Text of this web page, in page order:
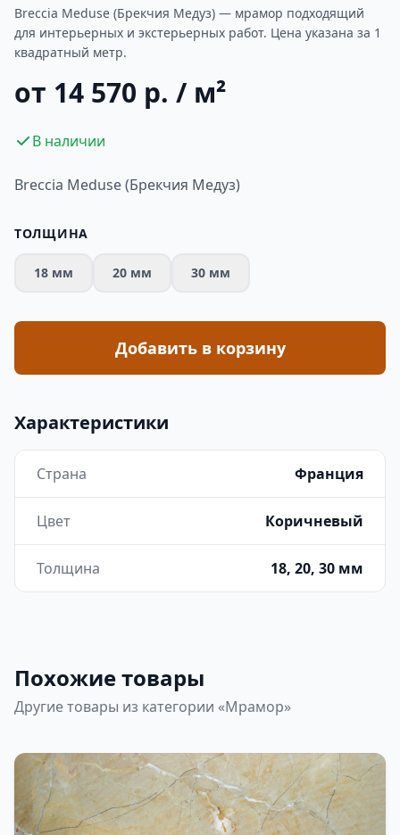
Breccia Meduse (Брекчия Медуз) — мрамор подходящий
для интерьерных и экстерьерных работ. Цена указана за 1
квадратный метр.
от 14 570 р. / м²
В наличии
Breccia Meduse (Брекчия Медуз)
ТОЛЩИНА
18 мм 20 мм 30 мм
Добавить в корзину
Характеристики
Страна Франция
Цвет Коричневый
Толщина 18, 20, 30 мм
Похожие товары
Другие товары из категории «Мрамор»